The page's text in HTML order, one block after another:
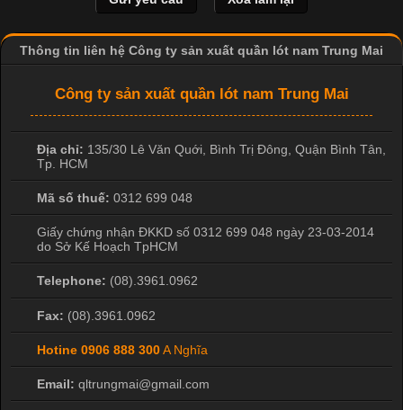
dụng rộng rãi trong sản xuất áo thun, đồ thể thao
Thông tin liên hệ Công ty sản xuất quần lót nam Trung Mai
Công ty sản xuất quần lót nam Trung Mai
Địa chỉ: 135/30 Lê Văn Quới, Bình Trị Đông Quận Bình Tân
Tp. HCM
Mã số thuế: 0312 699 048
Giấy chứng nhận ĐKKD số 0312 699 048 ngày 23-03-2014
do Sở Kế Hoạch TpHCM
Telephone: (08).3961.0962
Fax: (08).3961.0962
Hotine 0906 888 300A Nghĩa
Email: qltrungmai@gmail.com